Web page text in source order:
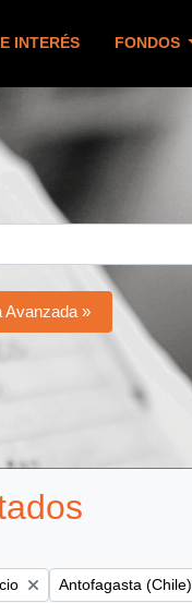
INTERÉS FONDOS
Avanzada »
Remove filter:
Antofagasta (Chile)